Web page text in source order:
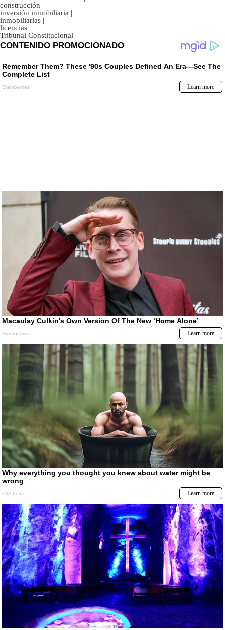
construcción |
inversión inmobiliaria |
inmobiliarias |
licencias |
Tribunal Constitucional